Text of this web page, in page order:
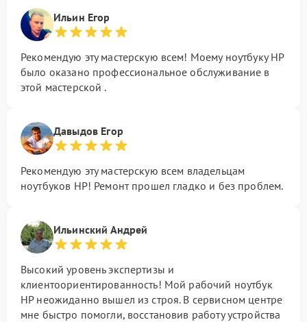
Ильин Егор
Рекомендую эту мастерскую всем! Моему ноутбуку HP
было оказано профессиональное обслуживание в
этой мастерской .
Давыдов Егор
Рекомендую эту мастерскую всем владельцам
ноутбуков HP! Ремонт прошел гладко и без проблем.
Ильинский Андрей
Высокий уровень экспертизы и
клиентоориентированность! Мой рабочий ноутбук
HP неожиданно вышел из строя. В сервисном центре
мне быстро помогли, восстановив работу устройства